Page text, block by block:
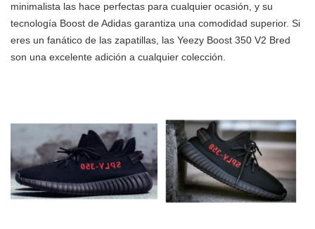
minimalista las hace perfectas para cualquier ocasión, y su
tecnología Boost de Adidas garantiza una comodidad superior. Si
eres un fanático de las zapatillas, las Yeezy Boost 350 V2 Bred
son una excelente adición a cualquier colección.